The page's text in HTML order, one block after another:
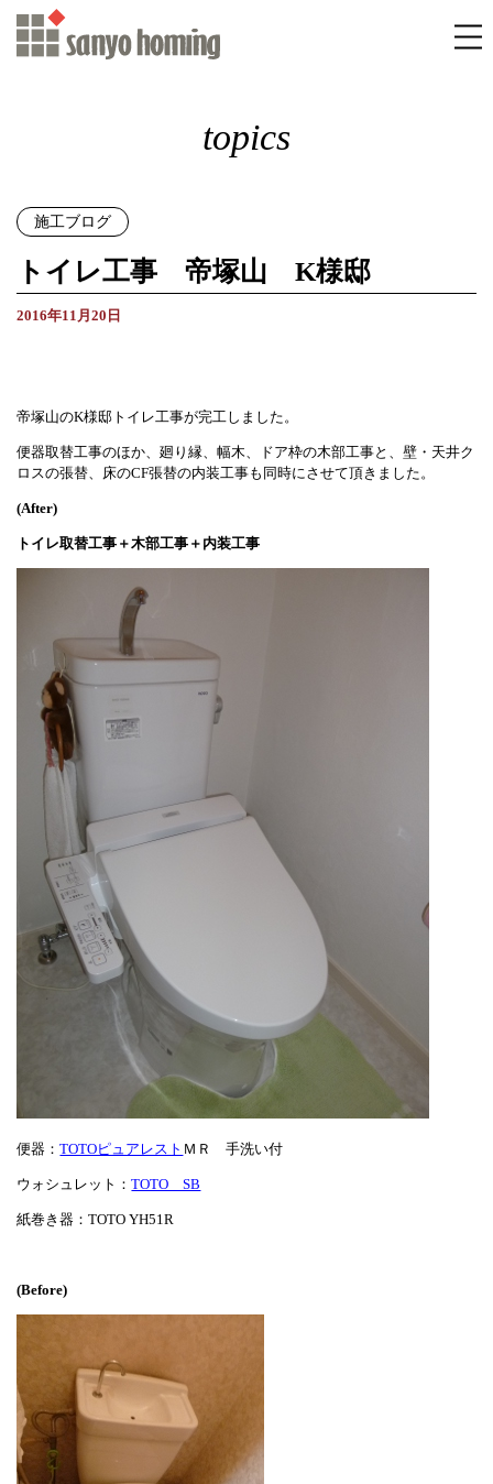
topics
施工ブログ
トイレ工事 帝塚山 K様邸
2016年11月20日
帝塚山のK様邸トイレ工事が完工しました。
便器取替工事のほか、廻り縁、幅木、ドア枠の木部工事と、壁・天井ク
ロスの張替、床のCF張替の内装工事も同時にさせて頂きました。
(After)
トイレ取替工事＋木部工事＋内装工事
便器：TOTOピュアレスト ＭＲ 手洗い付
ウォシュレット：TOTO SB
紙巻き器：TOTO YH51R
(Before)